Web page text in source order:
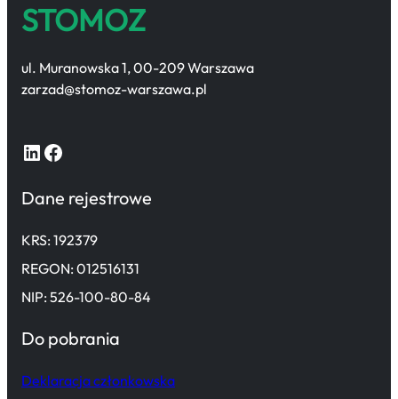
STOMOZ
ul. Muranowska 1, 00-209 Warszawa
zarzad@stomoz-warszawa.pl
LinkedIn Facebook
Dane rejestrowe
KRS: 192379
REGON: 012516131
NIP: 526-100-80-84
Do pobrania
Deklaracja członkowska